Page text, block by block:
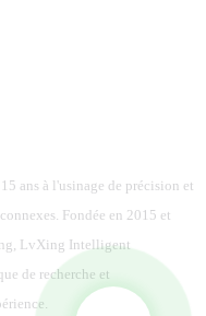
ans à l'usinage de précision et
Fondée en 2015 et
LvXing Intelligent
de recherche et